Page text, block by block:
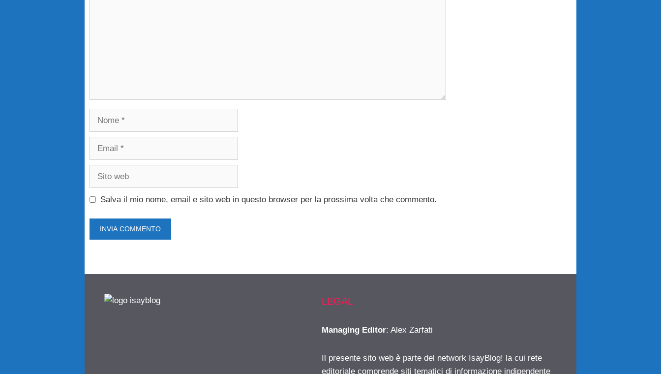
Nome
Email
Sito
Salva il mio nome, email e sito web in questo browser per la prossima volta che commento.
LEGAL
Managing Editor: Alex Zarfati
Il presente sito web è parte del network IsayBlog! la cui rete
editoriale comprende siti tematici di informazione indipendente